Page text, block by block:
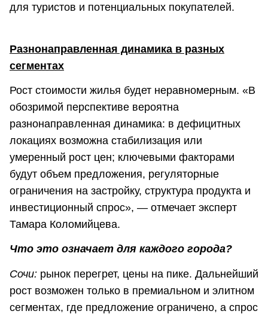
для туристов и потенциальных покупателей.
Разнонаправленная динамика в разных
сегментах
Рост стоимости жилья будет неравномерным. «В
обозримой перспективе вероятна
разнонаправленная динамика: в дефицитных
локациях возможна стабилизация или
умеренный рост цен; ключевыми факторами
будут объем предложения, регуляторные
ограничения на застройку, структура продукта и
инвестиционный спрос», — отмечает эксперт
Тамара Коломийцева.
Что это означает для каждого города?
Сочи: рынок перегрет, цены на пике. Дальнейший
рост возможен только в премиальном и элитном
сегментах, где предложение ограничено, а спрос